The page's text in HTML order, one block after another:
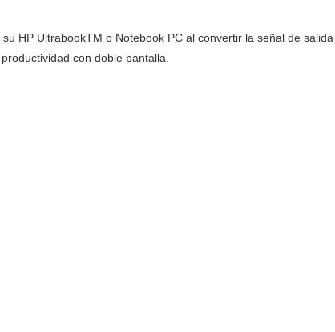
HP UltrabookTM o Notebook PC al convertir la señal de
con doble pantalla.